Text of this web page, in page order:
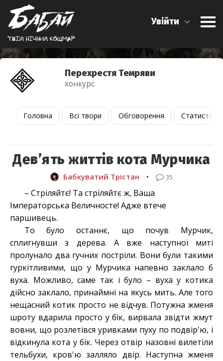
Твiй нiчний кошмар
Увійти
Перехрестя Темряви
конкурс
Головна Всі твори Обговорення Статистика
Девʼять життів кота Мурчика
Бабкуватий Трістан • 35
– Стріляйтє! Та стріляйтє ж, Ваша
Імператорська Величносте! Адже втече
паршивець.
То було останнє, що почув Мурчик,
сплигнувши з дерева. А вже наступної миті
пролунало два гучних постріли. Вони були такими
гуркітливими, що у Мурчика напевно заклало б
вуха. Можливо, саме так і було – вуха у котика
дійсно заклало, принаймні на якусь мить. Але того
нещасний котик просто не відчув. Потужна жменя
шроту вдарила просто у бік, вирвала звідти жмут
вовни, що розлетівся уривками пуху по подвір'ю, і
відкинула кота у бік. Через отвір назовні вилетіли
тельбухи, кров'ю залляло двір. Наступна жменя